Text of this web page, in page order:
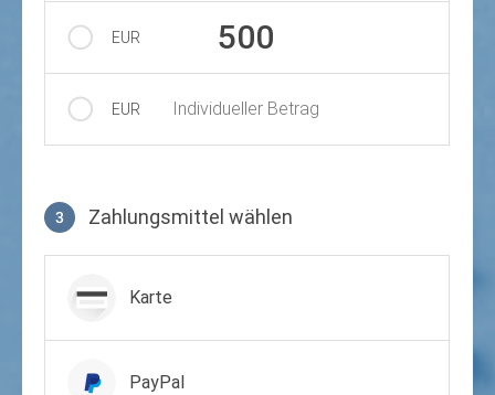
EUR 500
EUR Individueller Betrag
3 Zahlungsmittel wählen
Karte
PayPal